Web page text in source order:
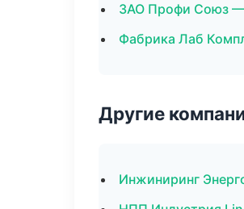
ЗАО Профи Союз
Фабрика Лаб
Другие
Инжиниринг